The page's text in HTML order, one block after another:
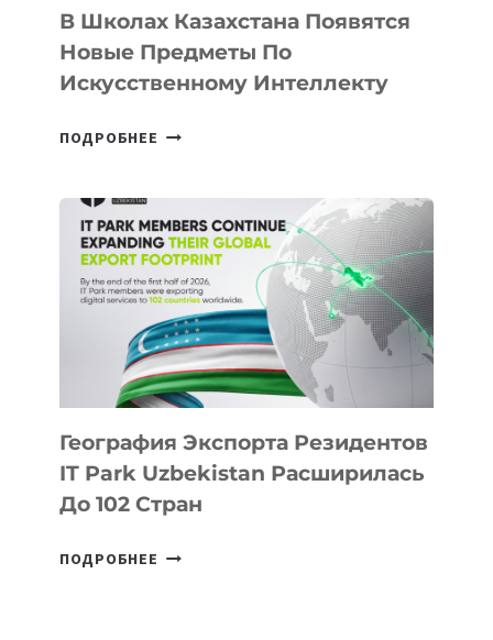
ТЕХНОЛОГИЧЕСКИХ
В Школах Казахстана Появятся
Новые Предметы По
Искусственному Интеллекту
ПОДРОБНЕЕ
НОВЫЕ
ПРЕДМЕТЫ
ПО
ИСКУССТВЕННОМУ
ИНТЕЛЛЕКТУ
География Экспорта Резидентов
IT Park Uzbekistan Расширилась
До 102 Стран
ПОДРОБНЕЕ ГЕОГРАФИЯ